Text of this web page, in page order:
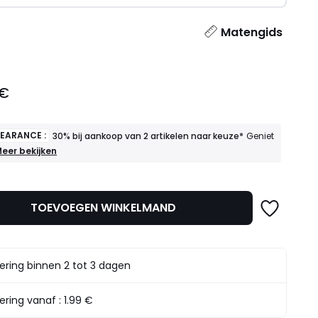
Matengids
: 30% bij aankoop van 2 artikelen naar keuze* Geniet
aankoop
naar
ervan
bekijken
TOEVOEGEN WINKELMAND
binnen 2 tot 3 dagen
vanaf :1.99 €